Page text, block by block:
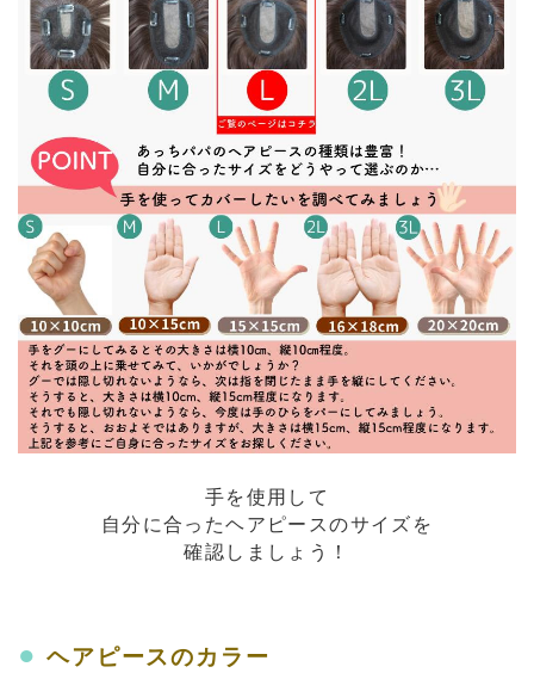
手を使用して
自分に合ったヘアピースのサイズを
確認しましょう！
● ヘアピースのカラー